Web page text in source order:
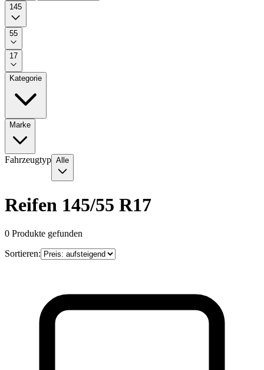
145
55
17
Kategorie
Marke
Fahrzeugtyp Alle
Reifen 145/55 R17
0 Produkte gefunden
Sortieren: